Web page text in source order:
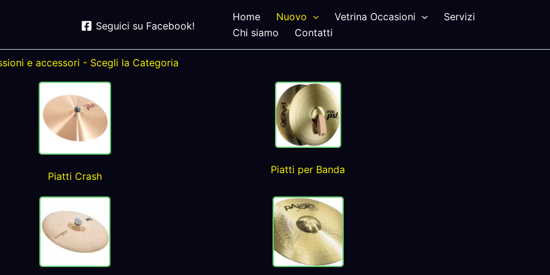
Seguici su Facebook!
Home Nuovo Vetrina Occasioni
Servizi
Chi siamo
Contatti
e accessori - Scegli la Categoria
Piatti Crash
Piatti per Banda